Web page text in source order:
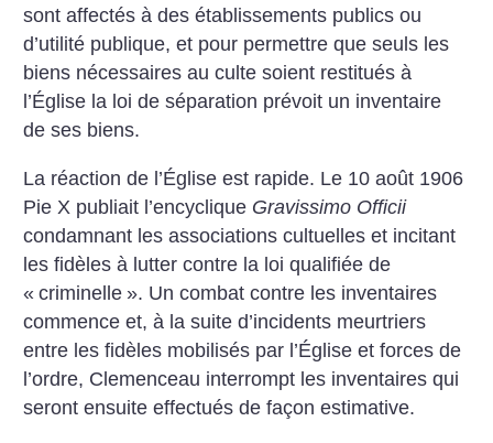
sont affectés à des établissements publics ou
d’utilité publique, et pour permettre que seuls les
biens nécessaires au culte soient restitués à
l’Église la loi de séparation prévoit un inventaire
de ses biens.
La réaction de l’Église est rapide. Le 10 août 1906
Pie X publiait l’encyclique Gravissimo Officii
condamnant les associations cultuelles et incitant
les fidèles à lutter contre la loi qualifiée de
« criminelle ». Un combat contre les inventaires
commence et, à la suite d’incidents meurtriers
entre les fidèles mobilisés par l’Église et forces de
l’ordre, Clemenceau interrompt les inventaires qui
seront ensuite effectués de façon estimative.